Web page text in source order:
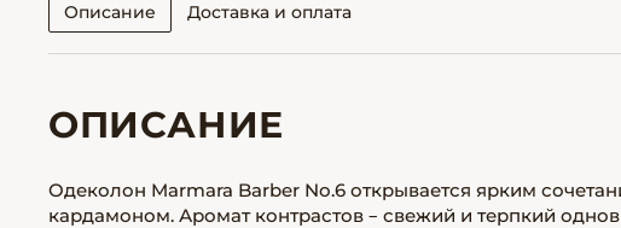
Описание Доставка и оплата
ОПИСАНИЕ
Одеколон Marmara Barber Nо.6 открывается ярким
кардамоном. Аромат контрастов – свежий и терпкий